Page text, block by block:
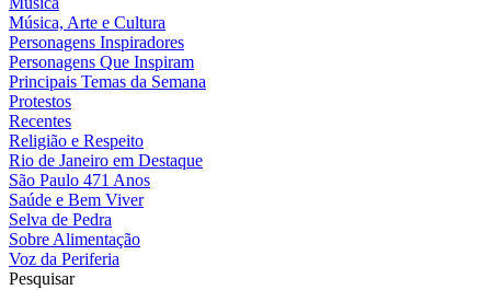
Música, Arte e Cultura
Personagens Inspiradores
Personagens Que Inspiram
Principais Temas da Semana
Protestos
Recentes
Religião e Respeito
Rio de Janeiro em Destaque
São Paulo 471 Anos
Saúde e Bem Viver
Selva de Pedra
Sobre Alimentação
Voz da Periferia
Pesquisar